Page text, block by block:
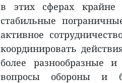
в этих сферах крайне
стабильные
активное
координировать
более разнообразные
вопросы обороны и